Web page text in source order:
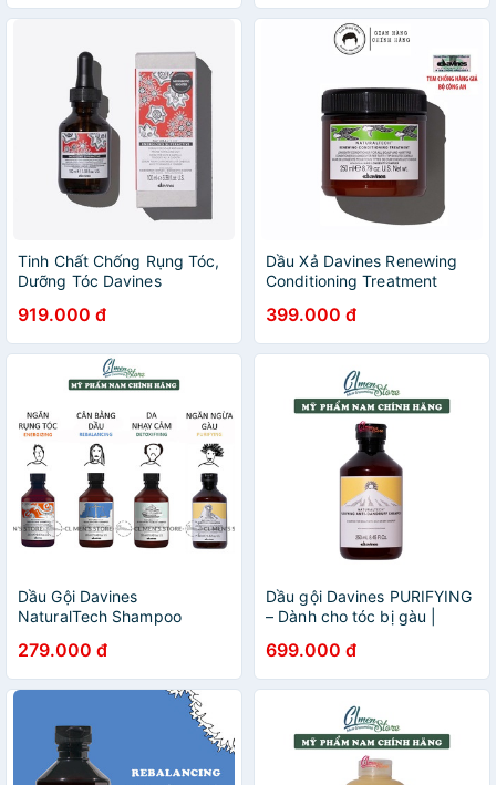
Tinh Chất Chống Rụng Tóc,
Dưỡng Tóc Davines
Chính Hãng – 100ml
919.000 đ
Dầu Xả Davines Renewing
Conditioning Treatment
399.000 đ
Dầu Gội Davines
NaturalTech Shampoo
Gàu - Cân Bằng Dầu - Giải
Độc)
279.000 đ
Dầu gội Davines PURIFYING
– Dành cho tóc bị gàu |
699.000 đ